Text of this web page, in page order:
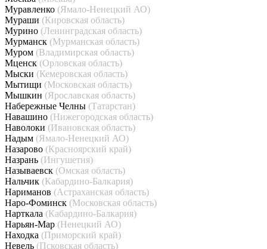
Муравленко (Ямало-Ненецкий АО)
Мураши (Кировская область)
Мурино (Ленинградская область)
Мурманск (Мурманская область)
Муром (Владимирская область)
Мценск (Орловская область)
Мыски (Кемеровская область)
Мытищи (Московская область)
Мышкин (Ярославская область)
Набережные Челны (Татарстан)
Навашино (Нижегородская область)
Наволоки (Ивановская область)
Надым (Ямало-Ненецкий АО)
Назарово (Красноярский край)
Назрань (Ингушетия)
Называевск (Омская область)
Нальчик (Кабардино-Балкария)
Нариманов (Астраханская область)
Наро-Фоминск (Московская область)
Нарткала (Кабардино-Балкария)
Нарьян-Мар (Ненецкий АО)
Находка (Приморский край)
Невель (Псковская область)